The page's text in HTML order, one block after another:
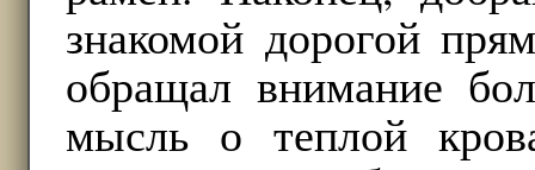
знакомой дорогой
обращал внимание
мысль о теплой